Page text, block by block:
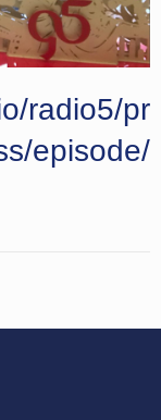
radio5/pr
episode/